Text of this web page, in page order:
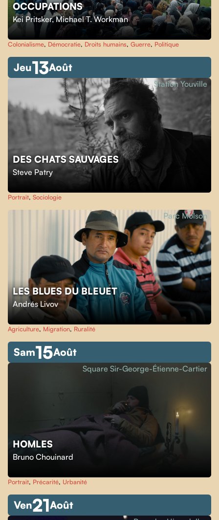
OCCUPATIONS
Kei Pritsker,Michael T. Workman
Colonialisme, Démocratie, Droits humains, Guerre, Politique
Jeu13Août
DES CHATS SAUVAGES
Steve Patry
Station Youville
Portrait, Sociologie
LES BLUES DU BLEUET
Andrés Livov
Parc Molson
Agriculture, Migration, Ruralité
Sam15Août
HOMLES
Bruno Chouinard
Square Sir-George-Étienne-Cartier
Portrait, Précarité, Urbanité
Ven21Août